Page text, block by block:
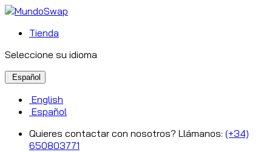
Tienda
Seleccione su idioma
Español
English
Español
Quieres contactar con nosotros? Llámanos: (+34)
650803771